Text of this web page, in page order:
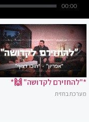
00:00
*"להחזירם לקדושה" 🙌*
מערכת בחזית